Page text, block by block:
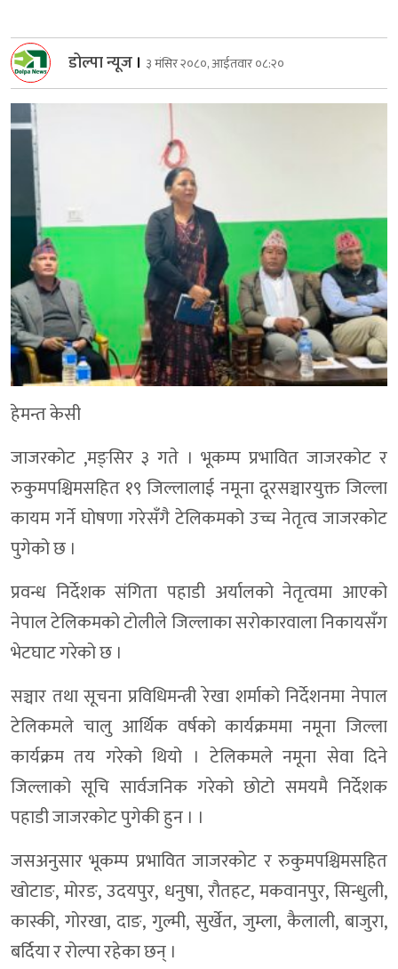
डोल्पा न्यूज । ३ मंसिर २०८०, आईतवार ०८:२०
हेमन्त केसी
जाजरकोट ,मङ्सिर ३ गते । भूकम्प प्रभावित जाजरकोट र
रुकुमपश्चिमसहित १९ जिल्लालाई नमूना दूरसञ्चारयुक्त जिल्ला
कायम गर्ने घोषणा गरेसँगै टेलिकमको उच्च नेतृत्व जाजरकोट
पुगेको छ ।
प्रवन्ध निर्देशक संगिता पहाडी अर्यालको नेतृत्वमा आएको
नेपाल टेलिकमको टोलीले जिल्लाका सरोकारवाला निकायसँग
भेटघाट गरेको छ ।
सञ्चार तथा सूचना प्रविधिमन्त्री रेखा शर्माको निर्देशनमा नेपाल
टेलिकमले चालु आर्थिक वर्षको कार्यक्रममा नमूना जिल्ला
कार्यक्रम तय गरेको थियो । टेलिकमले नमूना सेवा दिने
जिल्लाको सूचि सार्वजनिक गरेको छोटो समयमै निर्देशक
पहाडी जाजरकोट पुगेकी हुन । ।
जसअनुसार भूकम्प प्रभावित जाजरकोट र रुकुमपश्चिमसहित
खोटाङ, मोरङ, उदयपुर, धनुषा, रौतहट, मकवानपुर, सिन्धुली,
कास्की, गोरखा, दाङ, गुल्मी, सुर्खेत, जुम्ला, कैलाली, बाजुरा,
बर्दिया र रोल्पा रहेका छन् ।